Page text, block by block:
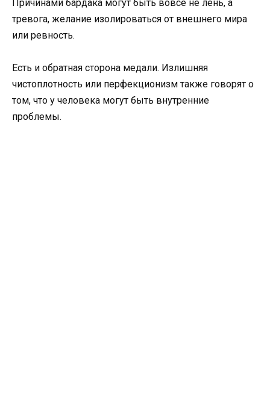
Причинами бардака могут быть вовсе не лень, а
тревога, желание изолироваться от внешнего мира
или ревность.
Есть и обратная сторона медали. Излишняя
чистоплотность или перфекционизм также говорят о
том, что у человека могут быть внутренние
проблемы.